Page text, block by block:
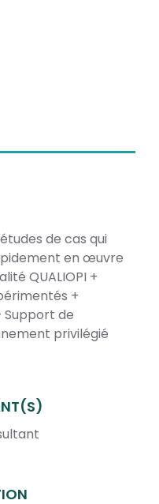
de cas qui
en œuvre
QUALIOPI +
+
de
privilégié